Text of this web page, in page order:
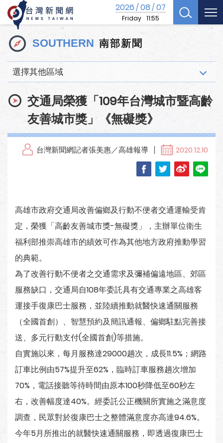
2026/08/07
Friday 11:55
SOUTHERN 南部新聞
選擇其他區域
交通局榮獲「109年台灣城市暨高齡
友善城市獎」《無礙獎》
台灣新聞網記者張美惠／高雄報導 2020.12.10
高雄市政府交通局改善偏鄉及行動不便者交通運輸受肯
定，榮獲「高齡友善城市獎-無礙獎」，主辦單位衛生
福利部推崇高雄市的績效可作為其他地方政府推動學習
的典範。
為了改善行動不便者之交通需求及彌補偏遠地區、郊區
服務缺口，交通局自108年委託具有交通專業之高雄客
運接手復康巴士服務，並陸續推動就醫快速通關服務
（全國首創）、智慧預約及簡訊通報、偏鄉駐點完善接
送、多元行動支付(全國首創)等措施。
自實施以來，每月服務達29000趟次，成長11.5%；網路
訂車比例由57%提升至62%，臨時訂車服務趟次增加
70%，電話接聽等待時間由原本100秒降低至60秒左
右，改善幅度達40%。經委託公正機關所實施之滿意度
調查，民眾對於復康巴士之整體滿意度亦高達94.6%。
今年5月所推出的就醫快速通關服務，即透過復康巴士